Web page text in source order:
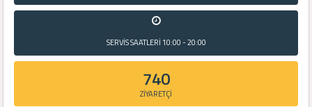
SERVİS SAATLERİ 10:00 - 20:00
740
ZİYARETÇİ